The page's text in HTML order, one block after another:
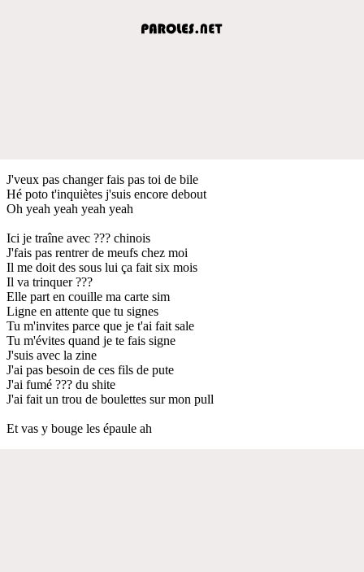
J'veux pas changer fais pas toi de bile
Hé poto t'inquiètes j'suis encore debout
Oh yeah yeah yeah yeah
Ici je traîne avec ??? chinois
J'fais pas rentrer de meufs chez moi
Il me doit des sous lui ça fait six mois
Il va trinquer ???
Elle part en couille ma carte sim
Ligne en attente que tu signes
Tu m'invites parce que je t'ai fait sale
Tu m'évites quand je te fais signe
J'suis avec la zine
J'ai pas besoin de ces fils de pute
J'ai fumé ??? du shite
J'ai fait un trou de boulettes sur mon pull
Et vas y bouge les épaule ah